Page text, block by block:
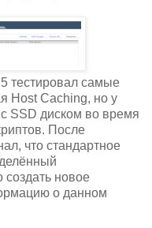
тестировал самые
Host Caching, но у
SSD диском во время
После
что стандартное
создать новое
о данном